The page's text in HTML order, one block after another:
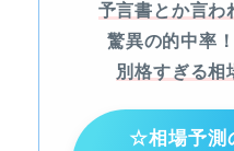
予言書とか言わ
驚異の的中率！
別格すぎる相
☆相場予測